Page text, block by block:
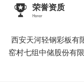
荣誉资质
Honor
西安天河轻钢彩板有
窑村七组中储股份有